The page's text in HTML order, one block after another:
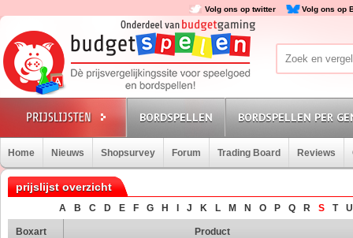
Volg ons op twitter Volg ons op
BORDSPELLEN BORDSPELLEN PER
Home Nieuws Shopsurvey Forum Trading Board Reviews
prijslijst overzicht
A B C D E F G H J K L M N O P Q R S T U
Boxart Product